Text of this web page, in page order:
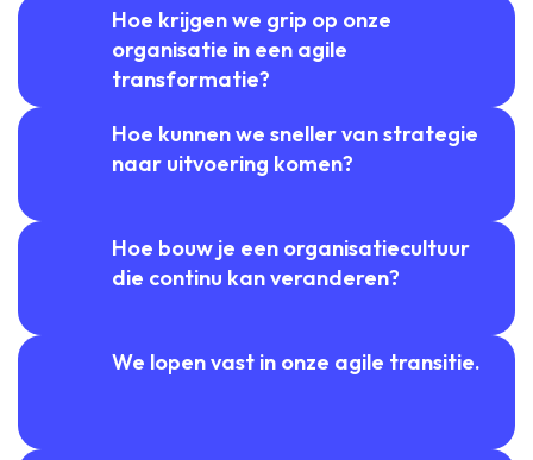
Hoe krijgen we grip op onze
organisatie in een agile
transformatie?
Hoe kunnen we sneller van strategie
naar uitvoering komen?
Hoe bouw je een organisatiecultuur
die continu kan veranderen?
We lopen vast in onze agile transitie.